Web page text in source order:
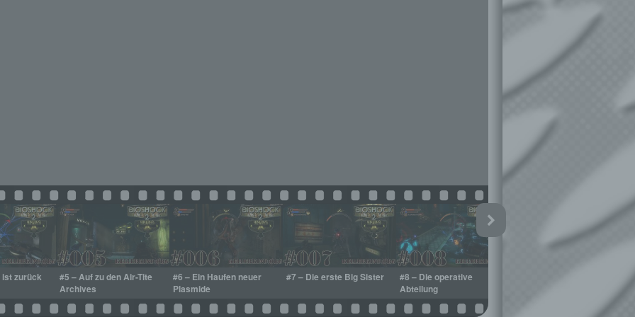
ist zurück
#5 – Auf zu den Air-Tite
Archives
#6 – Ein Haufen neuer
Plasmide
#7 – Die erste Big Sister
#8 – Die operative
Abteilung